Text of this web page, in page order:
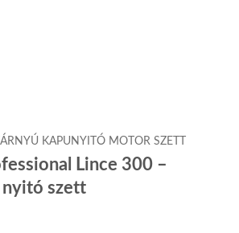
KAPUNYITÓ MOTOR SZETT
Lince 300 –
nyitó szett